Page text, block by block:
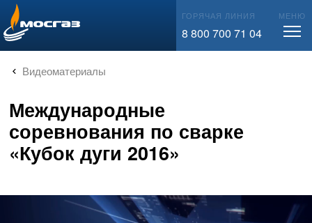
info@mos-gaz.ru ГОРЯЧАЯ ЛИНИЯ
8 800 700 71 04
МЕНЮ
Видеоматериалы
Международные
соревнования по сварке
«Кубок дуги 2016»